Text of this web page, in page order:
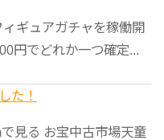
ギュアガチャを稼働開
円でどれか一つ確定...
た！
見る お宝中古市場天童